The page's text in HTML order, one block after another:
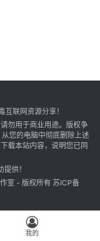
联网资源分享！
勿用于商业用途。版权争
您的电脑中彻底删除上述
载本站内容，说明您已同
提供！
室 - 版权所有 苏ICP备
我的